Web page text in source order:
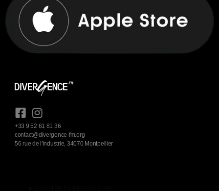
+33 9 52 61 81 36
contact@divergence-fm.org
56 rue de l'industrie, 34070 Montpellier